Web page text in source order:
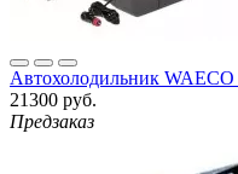
Автохолодильник
21300 руб.
Предзаказ